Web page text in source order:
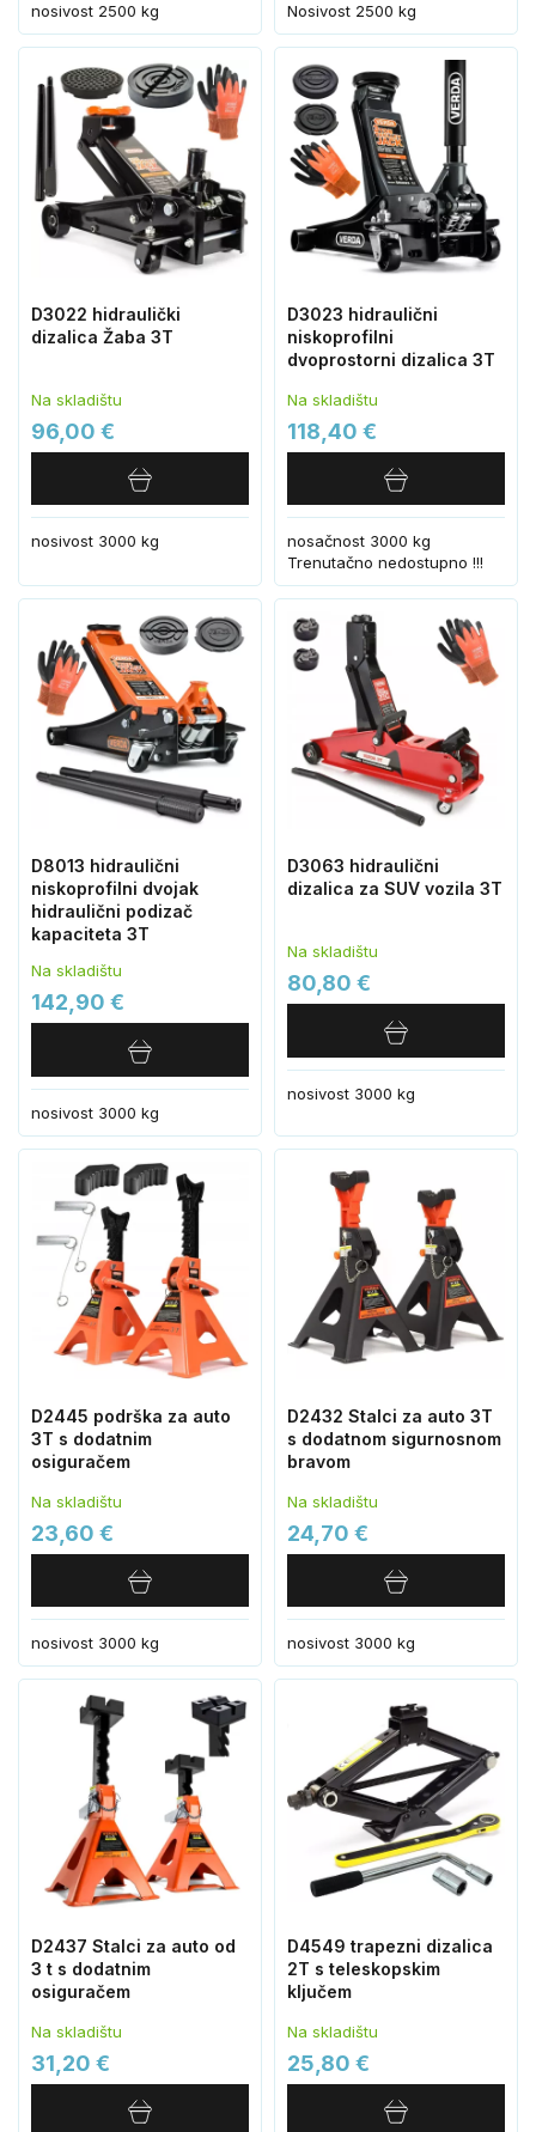
nosivost 2500 kg Nosivost 2500 kg
D3022 hidraulički
dizalica Žaba 3T
Na skladištu
96,00 €
nosivost 3000 kg
D3023 hidraulični
niskoprofilni
dvoprostorni dizalica 3T
Na skladištu
118,40 €
nosačnost 3000 kg
Trenutačno nedostupno !!!
D8013 hidraulični
niskoprofilni dvojak
hidraulični podizač
kapaciteta 3T
Na skladištu
142,90 €
nosivost 3000 kg
D3063 hidraulični
dizalica za SUV vozila 3T
Na skladištu
80,80 €
nosivost 3000 kg
D2445 podrška za auto
3T s dodatnim
osiguračem
Na skladištu
23,60 €
nosivost 3000 kg
D2432 Stalci za auto 3T
s dodatnom sigurnosnom
bravom
Na skladištu
24,70 €
nosivost 3000 kg
D2437 Stalci za auto od
3 t s dodatnim
osiguračem
Na skladištu
31,20 €
D4549 trapezni dizalica
2T s teleskopskim
ključem
Na skladištu
25,80 €